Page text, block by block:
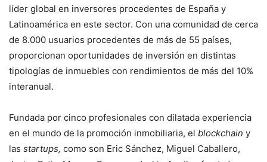
líder global en inversores procedentes de España y
Latinoamérica en este sector. Con una comunidad de cerca
de 8.000 usuarios procedentes de más de 55 países,
proporcionan oportunidades de inversión en distintas
tipologías de inmuebles con rendimientos de más del 10%
interanual.
Fundada por cinco profesionales con dilatada experiencia
en el mundo de la promoción inmobiliaria, el blockchain y
las startups, como son Eric Sánchez, Miguel Caballero,